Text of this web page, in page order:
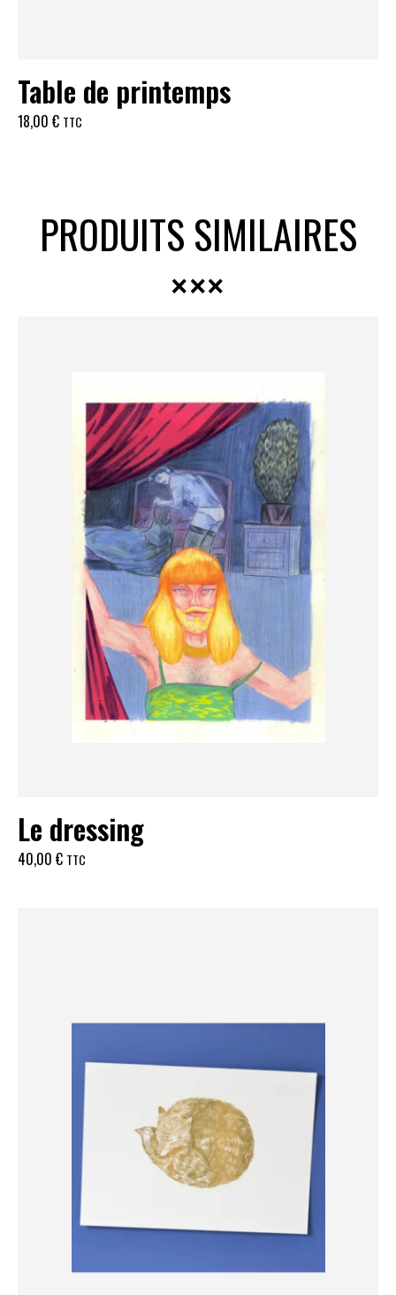
Table de printemps
18,00 € TTC
PRODUITS SIMILAIRES
Le dressing
40,00 € TTC